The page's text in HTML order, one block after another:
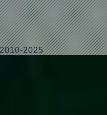
2025